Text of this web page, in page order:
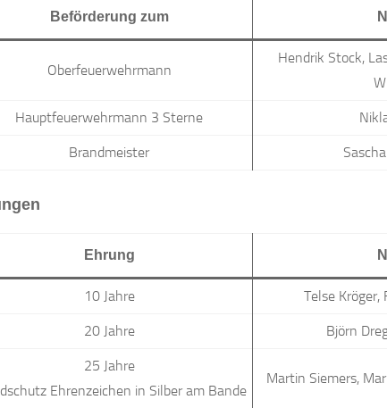
Beförderung zum
Oberfeuerwehrmann
Hendrik Stock,
Hauptfeuerwehrmann 3 Sterne
Brandmeister
Ehrung
10 Jahre Telse Kröger,
20 Jahre Björn
25 Jahre
Ehrenzeichen in Silber am Bande
Martin Siemers,